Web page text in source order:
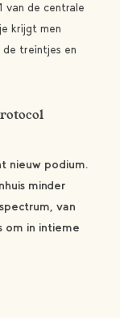
van de centrale
krijgt men
de treintjes en
nieuw podium.
minder
van
om in intieme